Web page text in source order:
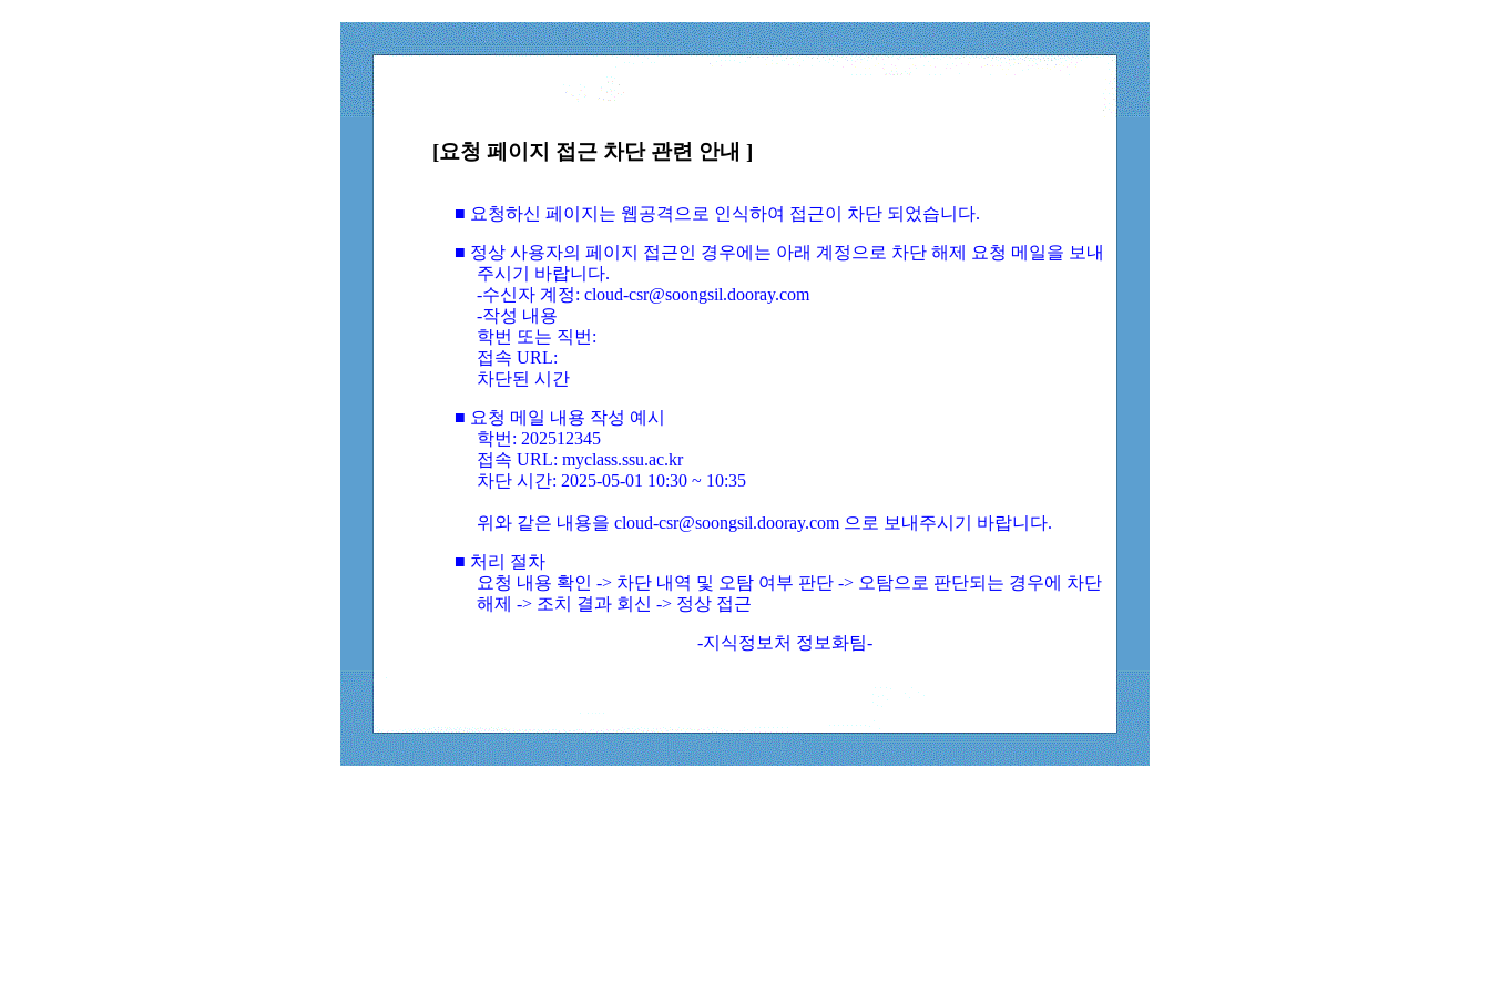
[요청 페이지 접근 차단 관련 안내 ]
■ 요청하신 페이지는 웹공격으로 인식하여 접근이 차단 되었습니다.
■ 정상 사용자의 페이지 접근인 경우에는 아래 계정으로 차단 해제 요청 메일을 보내
주시기 바랍니다.
-수신자 계정: cloud-csr@soongsil.dooray.com
-작성 내용
학번 또는 직번:
접속 URL:
차단된 시간
■ 요청 메일 내용 작성 예시
학번: 202512345
접속 URL: myclass.ssu.ac.kr
차단 시간: 2025-05-01 10:30 ~ 10:35
위와 같은 내용을 cloud-csr@soongsil.dooray.com 으로 보내주시기 바랍니다.
■ 처리 절차
요청 내용 확인 -> 차단 내역 및 오탐 여부 판단 -> 오탐으로 판단되는 경우에 차단
해제 -> 조치 결과 회신 -> 정상 접근
-지식정보처 정보화팀-